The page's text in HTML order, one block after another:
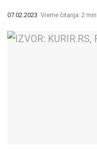
07.02.2023 Vreme čitanja: 2